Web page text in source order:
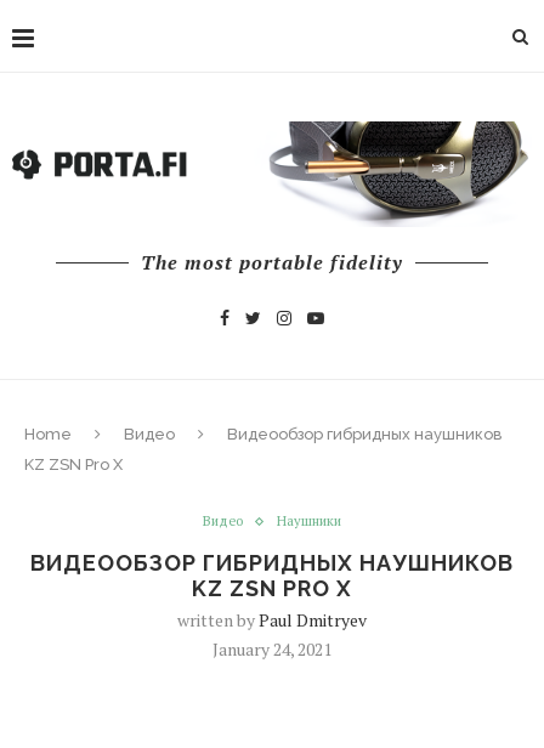
The most portable fidelity
Home Видео
Видеообзор гибридных наушников
KZ ZSN Pro X
Видео Наушники
ВИДЕООБЗОР ГИБРИДНЫХ НАУШНИКОВ
KZ ZSN PRO X
written byPaul Dmitryev
January 24, 2021